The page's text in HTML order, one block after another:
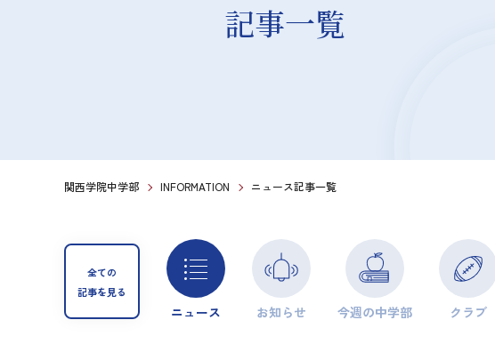
記事一覧
関西学院中学部 INFORMATION ニュース記事一覧
全ての
記事を見る
ニュース お知らせ 今週の中学部 クラブ